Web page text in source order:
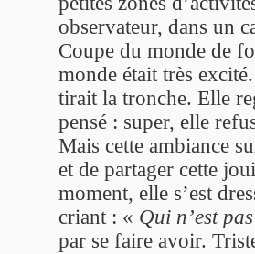
observateur, dans un
Coupe du monde de
monde était très
tirait la tronche. Elle
pensé : super, elle
Mais cette ambiance
et de partager cette
moment, elle s’est
criant : « Qui n’est
par se faire avoir.